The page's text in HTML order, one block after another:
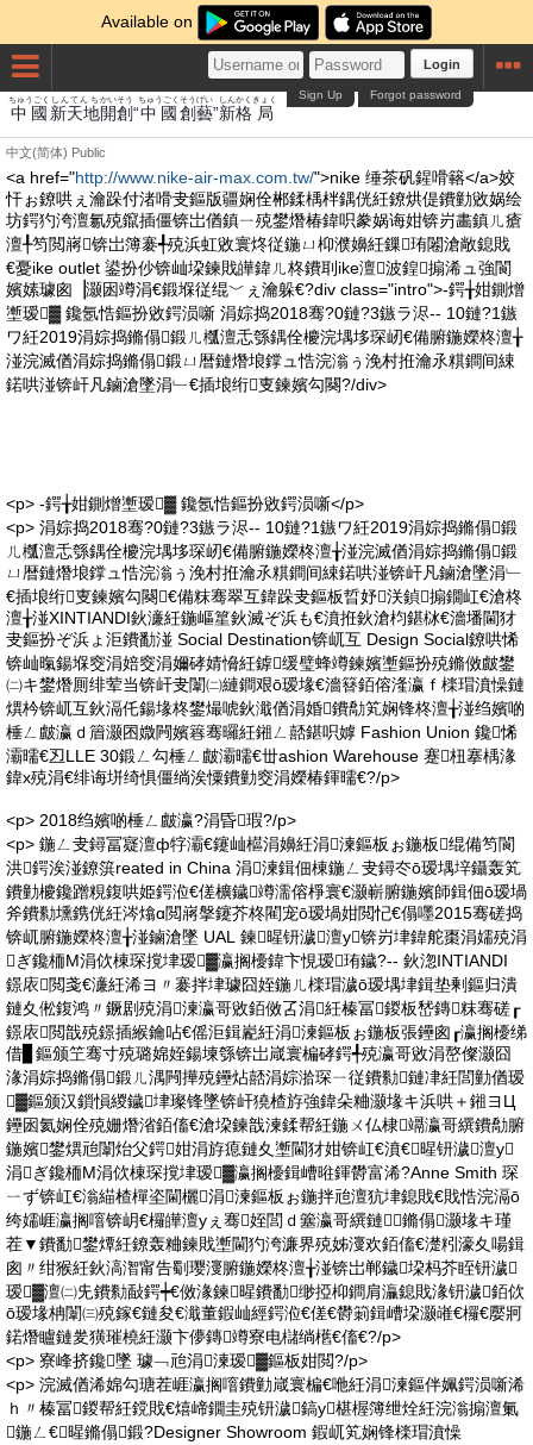
Available on
Login
Forgot password
Sign Up
中國
ちゅうごく
新天地
しんてんち
開
かい
創
そう
“中國
ちゅうごく
創
そう
藝
げい
”新
しん
格
かく
局
きょく
中文(简体) Public
<a href="http://www.nike-air-max.com.tw/">nike 缍茶矾鍟嗗簵</a>姣
忓ぉ鐐哄ぇ瀹跺付渚嗗叏鏂版疆娴佺郴鍒楀柈鍝侊紝鐐烘偍鐨勭敓娲绘
坊鍔犳洿澶氱殑鑹插僵锛岀偤鎮ㄧ殑鐢熸椿鍏呮豢娲诲姏锛岃畵鎮ㄦ瘡
澶╀笉閲嶈锛岀簿褰╃殑浜虹敓寰炵従鍦ㄩ枊濮嬶紝鏁珛闂滄敞鎴戝
€憂ike outlet 鍙扮仯锛屾垜鍊戝皣鍏ㄦ柊鐨刵ike澶波鍠搧浠ュ強閬
嬪嫊璩囪▕灏囦竴涓€鍛堢従绲﹀ぇ瀹躲€?div class="intro">-鍔╁姏鍘熷
壍瑷▓ 鑱氬悎鏂扮敓鍔涢噺 涓婃捣2018骞?0鏈?3鏃ラ浕-- 10鏈?1鏃
ワ紝2019涓婃捣鏅傝鍛ㄦ槬澶忎綔鍝佺櫦浣堣垑琛屻€備腑鍦嬫柊澶╁
湴浣滅偤涓婃捣鏅傝鍛ㄩ暦鏈熸埌鐣ュ悎浣滃ぅ浼村拰瀹氶粸鐧间綀
鍩哄湴锛屽凡鏀滄墜涓﹂€插埌绗叓鍊嬪勾闋?/div>
<p> -鍔╁姏鍘熷壍瑷▓ 鑱氬悎鏂扮敓鍔涢噺</p>
<p> 涓婃捣2018骞?0鏈?3鏃ラ浕-- 10鏈?1鏃ワ紝2019涓婃捣鏅傝鍛
ㄦ槬澶忎綔鍝佺櫦浣堣垑琛屻€備腑鍦嬫柊澶╁湴浣滅偤涓婃捣鏅傝鍛
ㄩ暦鏈熸埌鐣ュ悎浣滃ぅ浼村拰瀹氶粸鐧间綀鍩哄湴锛屽凡鏀滄墜涓﹂
€插埌绗叓鍊嬪勾闋€備粖骞翠互鍏跺叏鏂板晢妤浂鍞搧鐗屸€滄柊
澶╁湴XINTIANDI鈥濓紝鍦嶇篂鈥滅ぞ浜も€濆拰鈥滄枃鍖栤€濇墦閫犲
叏鏂扮ぞ浜ょ洰鐨勫湴 Social Destination锛屼互 Design Social鐐哄悕
锛屾暣鍚堢窔涓婄窔涓嬭硣婧愶紝鎼缓璧蜂竴鍊嬪壍鏂扮殑鏅傚皻鐢
㈡キ鐢熸厠绯荤当锛屽叏闈㈡縺鐧艰ō瑷堟€濇簮銆傛湰瀛ｆ檪瑁濆懆鏈
熼枔锛屼互鈥滆仛鍚堟柊鐢熶唬鈥濈偤涓婚鐨勪笂娴锋柊澶╁湴绉嬪啲
棰ㄥ皻瀛ｄ篃灏囨媺闁嬪簭骞曪紝鎺ㄥ嚭鍖呮嫭 Fashion Union 鑱悕
灞曘€丒LLE 30鍛ㄥ勾棰ㄥ皻灞曘€丗ashion Warehouse 蹇杻搴楀湪
鍏х殑涓€绯诲垪绮惧僵绱涘憟鐨勭窔涓嬫椿鍕曘€?/p>
<p> 2018绉嬪啲棰ㄥ皻瀛?涓昏瑕?/p>
<p> 鍦ㄥ叏鐞冨寲澶ф牸灞€鑳屾櫙涓嬶紝涓湅鏂板ぉ鍦板绲備笉閬
洪鍔涘湴鐐篊reated in China 涓湅鍓佃棟鍦ㄥ叏鐞冭ō瑷堣垶鑷轰笂
鐨勭櫦鑱蹭粯鍑哄姫鍔涖€傞櫎鐬竴濡傛棦寰€灏嶄腑鍦嬪師鍓佃ō瑷堝
斧鐨勬壎鎸侊紝涔熻ɑ閲嶈搫鑳芥柊閵宠ō瑷堝姏閲忋€傝嚜2015骞磋捣
锛屼腑鍦嬫柊澶╁湴鏀滄墜 UAL 鍊暒钘濊澶у锛岃垏鍏舵棗涓嬬殑涓
ぎ鑱栭Μ涓佽棟琛撹垏瑷▓瀛搁櫌鍏卞悓瑷珛鐬?-- 鈥淴INTIANDI
鐛庡閲戔€濓紝浠ヨ〃褰拌垏璩囧姪鍦ㄦ檪瑁濊ō瑷堣垏鍓垫剰鏂归潰
鏈夊倯鍑鸿〃鐝剧殑涓湅瀛哥敓銆傚叾涓紝榛冨鍐板嵆鏄粖骞磋┎
鐛庡閲戠殑鐛插緱鑰呫€傜洰鍓嶏紝涓湅鏂板ぉ鍦板張鑸囪┎瀛搁櫌绨
借▊鏂颁笁骞寸殑璐婂姪鍚堜綔锛岀嵅寰楄硣鍔╃殑瀛哥敓涓嶅儏灏囧
湪涓婃捣鏅傝鍛ㄦ湡闁撶殑鑸炶嚭涓婃湁琛ㄧ従鐨勬鏈冿紝閭勭偤瑷
▓鏂颁汉鎻愪緵鐬垏璨锋墜锛屽獟楂斿強鍏朵粬灏堟キ浜哄＋鎺ヨЦ
鑸囦氦娴佺殑姗熸渻銆傗€滄垜鍊戠湅鍒帮紝鍦ㄨ仏棣竵瀛哥繏鐨勪腑
鍦嬪鐢熼兘闈炲父鍔姏涓斿瘜鏈夊壍閫犲姏锛屸€濆€暒钘濊澶у
涓ぎ鑱栭Μ涓佽棟琛撹垏瑷▓瀛搁櫌鍓嶆暀鍕欎富浠?Anne Smith 琛
ㄧず锛屸€滃緢楂樿垐閫欐涓湅鏂板ぉ鍦拌兘澶犺垏鎴戝€戝悎浣滆ō
绔嬬崕瀛搁噾锛岄€欏皣澶уぇ骞姪閭ｄ簺瀛哥繏鏈鏅傝灏堟キ瑾
茬▼鐨勫鐢燂紝鐐轰粬鍊戝壍閫犳洿濂界殑姊濅欢銆傗€濋粌濠夊啺鍓
囪〃绀猴紝鈥滈潪甯告劅璎濅腑鍦嬫柊澶╁湴锛岀郸鐬垜杩芥眰钘濊
瑷▓澶㈡兂鐨勬敮鍔┿€傚湪鍊暒鐨勫缈掗枊鐧肩灜鎴戝湪钘濊銆佽
ō瑷堟柟闈㈢殑鎵€鏈夋€濈董鍜屾經鍔涖€傞€欎箣鍓嶆垜灏嶉€欏€嬮牁
鍩熸矑鏈夎獚璀橈紝灏卞儚鏄竴寮电櫧绱欍€傗€?/p>
<p> 寮峰挤鑱墜 璩﹁兘涓湅瑷▓鏂板姏閲?/p>
<p> 浣滅偤浠婂勾瑭茬崕瀛搁噾鐨勭嵅寰楄€咃紝涓湅鏂伴姵鍔涢噺浠
ｈ〃榛冨鍐帮紝鎲戝€熺崹鐗圭殑钘濊鎬у椹楃簿绁烇紝浣滃搧澶氭
鍦ㄥ€暒鏅傝鍛?Designer Showroom 鍜屼笂娴锋檪瑁濆懆